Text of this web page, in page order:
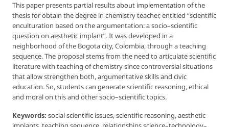
This paper presents partial results about implementation of the
thesis for obtain the degree in chemistry teacher, entitled “scientific
enculturation based on the argumentation: a socio–scientific
question on aesthetic implant”. It was developed in a
neighborhood of the Bogota city, Colombia, through a teaching
sequence. The proposal stems from the need to articulate scientific
literature with teaching of chemistry since controversial situations
that allow strengthen both, argumentative skills and civic
education. So, students can generate scientific reasoning, ethical
and moral on this and other socio–scientific topics.
Keywords: social scientific issues, scientific reasoning, aesthetic